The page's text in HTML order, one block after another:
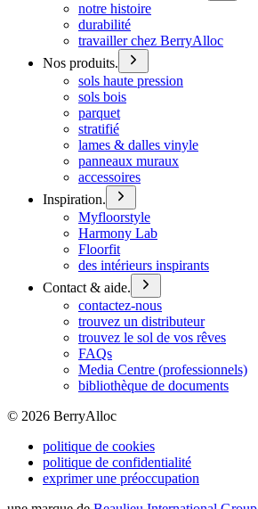
notre histoire
durabilité
travailler chez BerryAlloc
Nos produits.
sols haute pression
sols bois
parquet
stratifié
lames & dalles vinyle
panneaux muraux
accessoires
Inspiration.
Myfloorstyle
Harmony Lab
Floorfit
des intérieurs inspirants
Contact & aide.
contactez-nous
trouvez un distributeur
trouvez le sol de vos rêves
FAQs
Media Centre (professionnels)
bibliothèque de documents
© 2026 BerryAlloc
politique de cookies
politique de confidentialité
exprimer une préoccupation